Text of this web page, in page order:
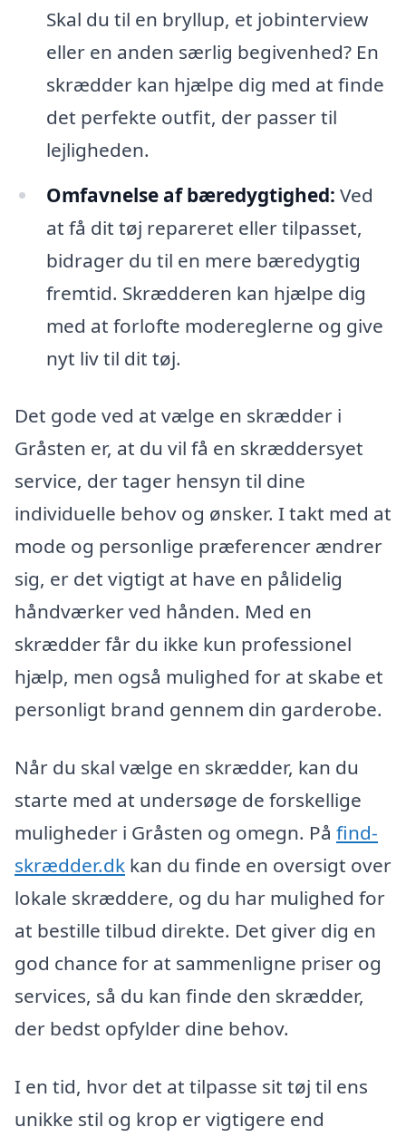
Skal du til en bryllup, et jobinterview
eller en anden særlig begivenhed? En
skrædder kan hjælpe dig med at finde
det perfekte outfit, der passer til
lejligheden.
Omfavnelse af bæredygtighed: Ved
at få dit tøj repareret eller tilpasset,
bidrager du til en mere bæredygtig
fremtid. Skrædderen kan hjælpe dig
med at forlofte modereglerne og give
nyt liv til dit tøj.
Det gode ved at vælge en skrædder i
Gråsten er, at du vil få en skræddersyet
service, der tager hensyn til dine
individuelle behov og ønsker. I takt med at
mode og personlige præferencer ændrer
sig, er det vigtigt at have en pålidelig
håndværker ved hånden. Med en
skrædder får du ikke kun professionel
hjælp, men også mulighed for at skabe et
personligt brand gennem din garderobe.
Når du skal vælge en skrædder, kan du
starte med at undersøge de forskellige
muligheder i Gråsten og omegn. På find-
skrædder.dk kan du finde en oversigt over
lokale skræddere, og du har mulighed for
at bestille tilbud direkte. Det giver dig en
god chance for at sammenligne priser og
services, så du kan finde den skrædder,
der bedst opfylder dine behov.
I en tid, hvor det at tilpasse sit tøj til ens
unikke stil og krop er vigtigere end